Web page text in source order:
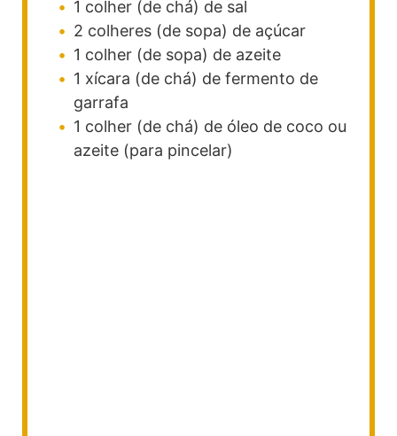
1 colher (de chá) de sal
2 colheres (de sopa) de açúcar
1 colher (de sopa) de azeite
1 xícara (de chá) de fermento de
garrafa
1 colher (de chá) de óleo de coco ou
azeite (para pincelar)